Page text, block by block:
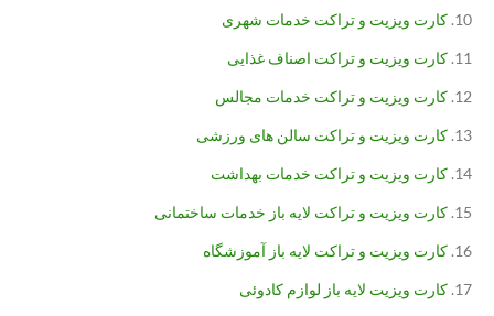
کارت ویزیت و تراکت خدمات شهری
کارت ویزیت و تراکت اصناف غذایی
کارت ویزیت و تراکت خدمات مجالس
کارت ویزیت و تراکت سالن های ورزشی
کارت ویزیت و تراکت خدمات بهداشت
کارت ویزیت و تراکت لایه باز خدمات ساختمانی
کارت ویزیت و تراکت لایه باز آموزشگاه
کارت ویزیت لایه باز لوازم کادوئی